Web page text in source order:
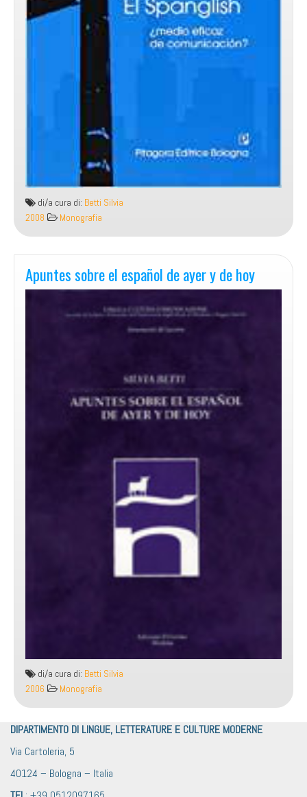
di/a cura di: Betti Silvia
2008
Monografia
Apuntes sobre el español de ayer y de hoy
di/a cura di: Betti Silvia
2006
Monografia
DIPARTIMENTO DI LINGUE, LETTERATURE E CULTURE MODERNE
Via Cartoleria, 5
40124 – Bologna – Italia